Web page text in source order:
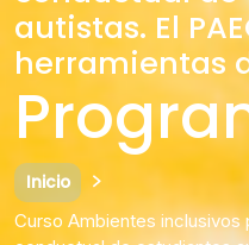
autistas. El
herramientas
Inicio
Curso Ambientes inclusivos